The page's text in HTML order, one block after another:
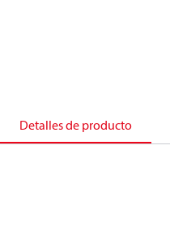
Detalles de producto